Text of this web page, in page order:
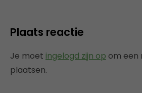
Plaats reactie
Je moet ingelogd zijn op om een
plaatsen.